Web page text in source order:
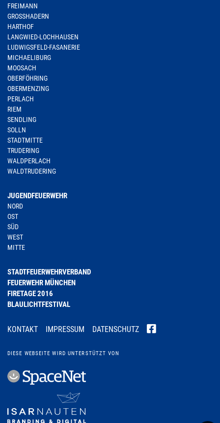
FREIMANN
GROSSHADERN
HARTHOF
LANGWIED-LOCHHAUSEN
LUDWIGSFELD-FASANERIE
MICHAELIBURG
MOOSACH
OBERFÖHRING
OBERMENZING
PERLACH
RIEM
SENDLING
SOLLN
STADTMITTE
TRUDERING
WALDPERLACH
WALDTRUDERING
JUGENDFEUERWEHR
NORD
OST
SÜD
WEST
MITTE
STADTFEUERWEHRVERBAND
FEUERWEHR MÜNCHEN
FIRETAGE 2016
BLAULICHTFESTIVAL
KONTAKT IMPRESSUM DATENSCHUTZ
DIESE WEBSEITE WIRD UNTERSTÜTZT VON